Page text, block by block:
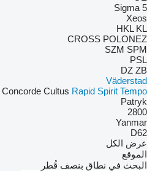
Sigma 5
Xeos
HKL KL
CROSS POLONEZ
SZM SPM
PSL
DZ ZB
Väderstad
Concorde Cultus Rapid Spirit Tempo
Patryk
2800
Yanmar
D62
عرض الكل
الموقع
البحث في نطاق بنصف قُطر